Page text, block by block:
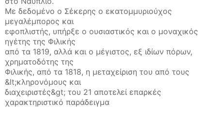
Με δεδομένο ο Σέκερης ο εκατομμυριούχος
μεγαλέμπορος και
εφοπλιστής, υπήρξε ο ουσιαστικός και ο μοναχικός
ηγέτης της Φιλικής
από τα 1819, αλλά και ο μέγιστος, εξ ιδίων πόρων,
χρηματοδότης της
Φιλικής, από τα 1818, η μεταχείριση του από τους
&lt;κληρονόμους και
διαχειριστές&gt; του 21 αποτελεί επαρκές
χαρακτηριστικό παράδειγμα